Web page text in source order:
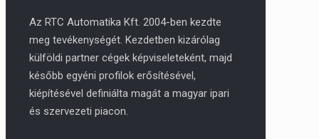
Az RTC Automatika Kft. 2004-ben kezdte
meg tevékenységét. Kezdetben kizárólag
külföldi partner cégek képviseleteként, majd
később egyéni profilok erősítésével,
kiépítésével definiálta magát a magyar ipari
és szervezeti piacon.